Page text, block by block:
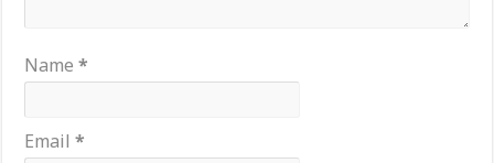
Name*
Email*